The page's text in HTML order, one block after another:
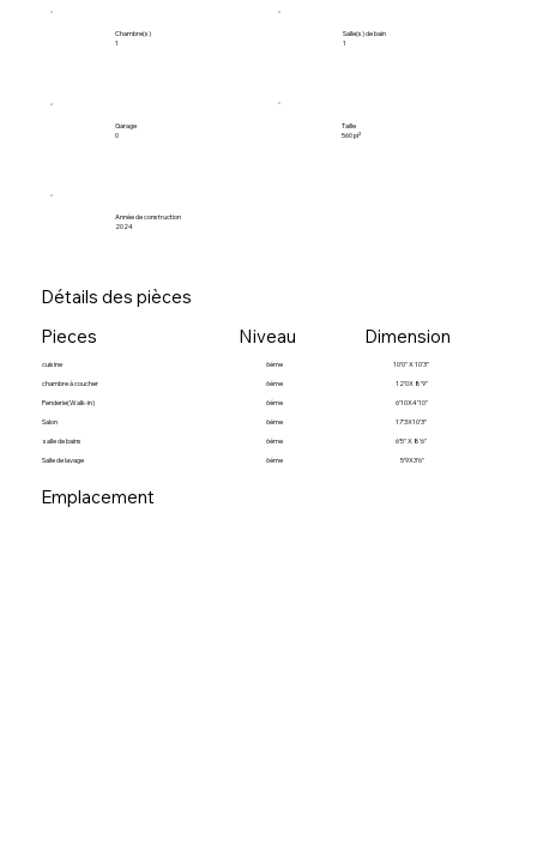
Chambre(s)
1
Salle(s) de bain
1
Garage
0
Année de construction
2024
Taille
560 pi²
Détails des pièces
Pieces
cuisine
chambre à coucher
Penderie(Walk-in)
Salon
salle de bains
Salle de lavage
Niveau
6éme
6éme
6éme
6éme
6éme
6éme
Dimension
10’0" X 10’3"
12’0X 8’9"
6’10X4’10"
17’3X10’3”
6’5" X 8’6"
5’9X3’6"
Emplacement